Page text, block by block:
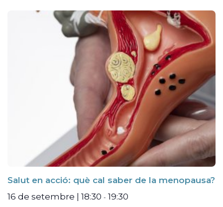
Salut en acció: què cal saber de la menopausa?
16 de setembre | 18:30 - 19:30